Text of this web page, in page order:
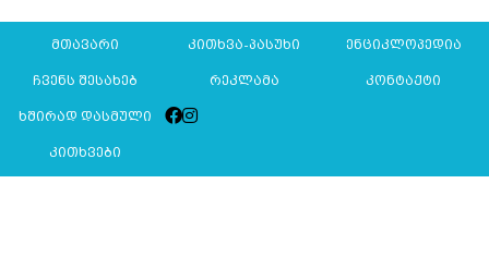
მთავარი კითხვა-პასუხი ენციკლოპედია
ჩვენს შესახებ რეკლამა კონტაქტი
ხშირად დასმული
კითხვები